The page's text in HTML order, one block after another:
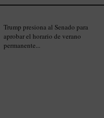
Trump presiona al Senado para
aprobar el horario de verano
permanente...